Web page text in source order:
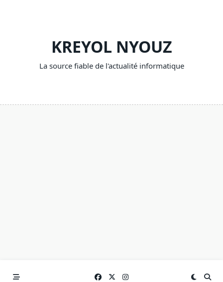
KREYOL NYOUZ
La source fiable de l'actualité informatique